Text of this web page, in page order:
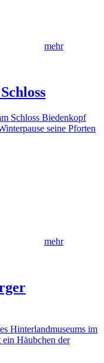
mehr
Schloss Biedenkopf
seine Pforten
mehr
Hinterlandmuseums im
Häubchen der